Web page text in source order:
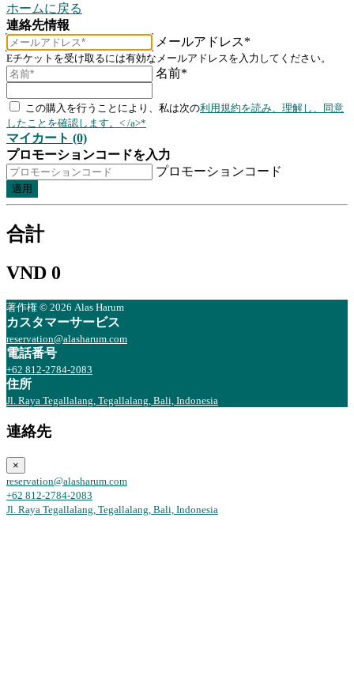
ホームに戻る
連絡先情報
メールアドレス*
Eチケットを受け取るには有効なメールアドレスを入力してください。
名前*
この購入を行うことにより、私は次の利用規約を読み、理解し、同意
したことを確認します。< /a>*
マイカート (0)
プロモーションコードを入力
プロモーションコード
適用
合計
VND 0
著作権 © 2026 Alas Harum
カスタマーサービス
reservation@alasharum.com
電話番号
+62 812-2784-2083
住所
Jl. Raya Tegallalang, Tegallalang, Bali, Indonesia
連絡先
×
reservation@alasharum.com
+62 812-2784-2083
Jl. Raya Tegallalang, Tegallalang, Bali, Indonesia